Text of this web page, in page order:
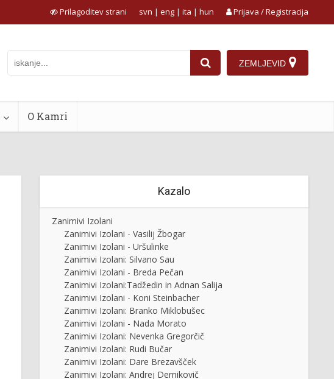
Prilagoditev strani Prijava / Registracija
svn | eng | ita | hun
ZEMLJEVID
O Kamri
Kazalo
Zanimivi Izolani
Zanimivi Izolani - Vasilij Žbogar
Zanimivi Izolani - Uršulinke
Zanimivi Izolani: Silvano Sau
Zanimivi Izolani - Breda Pečan
Zanimivi Izolani:Tadžedin in Adnan Salija
Zanimivi Izolani - Koni Steinbacher
Zanimivi Izolani: Branko Miklobušec
Zanimivi Izolani - Nada Morato
Zanimivi Izolani: Nevenka Gregorčič
Zanimivi Izolani: Rudi Bučar
Zanimivi Izolani: Dare Brezavšček
Zanimivi Izolani: Andrej Dernikovič